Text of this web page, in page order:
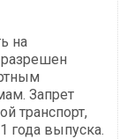
на
Запрет
транспорт,
года выпуска.